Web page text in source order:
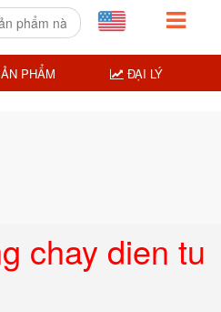
chay dien tu
PHẨM ĐẠI LÝ